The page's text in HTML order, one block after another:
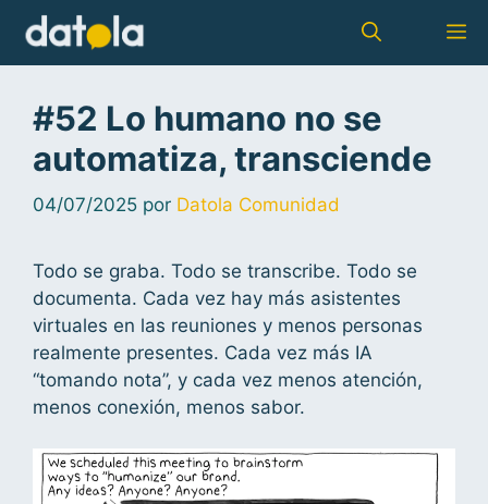
#52 Lo humano no se
automatiza, transciende
04/07/2025 por Datola Comunidad
Todo se graba. Todo se transcribe. Todo se
documenta. Cada vez hay más asistentes
virtuales en las reuniones y menos personas
realmente presentes. Cada vez más IA
“tomando nota”, y cada vez menos atención,
menos conexión, menos sabor.